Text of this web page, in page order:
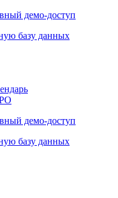
демо-доступ
базу данных
демо-доступ
базу данных